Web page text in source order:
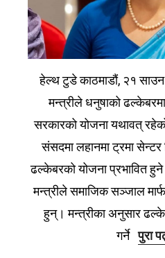
हेल्थ टुडे काठमाडौं, २१
मन्त्रीले धनुषाको ढल्केबरमा
सरकारको योजना यथावत्
संसदमा लहानमा ट्रमा सेन्टर
ढल्केबरको योजना प्रभावित हुने
मन्त्रीले समाजिक सञ्जाल
हुन्। मन्त्रीका अनुसार
गर्नेपुरा